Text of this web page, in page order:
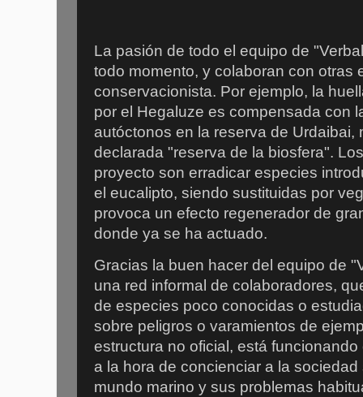
La pasión de todo el equipo de
todo momento, y colaboran con otras
conservacionista. Por ejemplo, la
por el Hegaluze es compensada con
autóctonos en la reserva de Urdaibai,
declarada "reserva de la biosfera".
proyecto son erradicar especies
el eucalipto, siendo sustituidas por
provoca un efecto regenerador de
donde ya se ha actuado.
Gracias la buen hacer del equipo de
una red informal de colaboradores,
de especies poco conocidas o
sobre peligros o varamientos de
estructura no oficial, está
a la hora de concienciar a la
mundo marino y sus problemas